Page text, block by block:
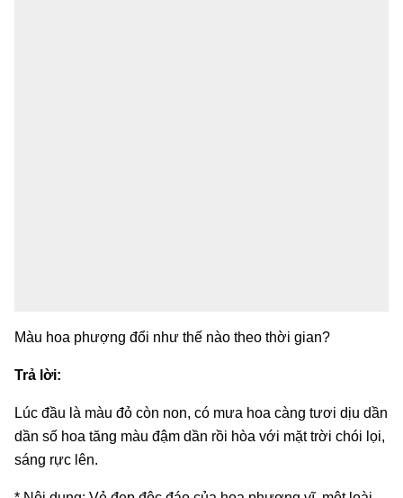
Màu hoa phượng đổi như thế nào theo thời gian?
Trả lời:
Lúc đầu là màu đỏ còn non, có mưa hoa càng tươi dịu dần
dần số hoa tăng màu đậm dần rồi hòa với mặt trời chói lọi,
sáng rực lên.